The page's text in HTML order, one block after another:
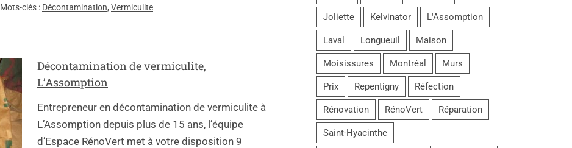
Mots-clés : Décontamination, Vermiculite
Décontamination de vermiculite,
L’Assomption
Entrepreneur en décontamination de vermiculite à
L’Assomption depuis plus de 15 ans, l’équipe
d’Espace RénoVert met à votre disposition 9
Joliette Kelvinator L'Assomption
Laval Longueuil Maison
Moisissures Montréal Murs
Prix Repentigny Réfection
Rénovation RénoVert Réparation
Saint-Hyacinthe